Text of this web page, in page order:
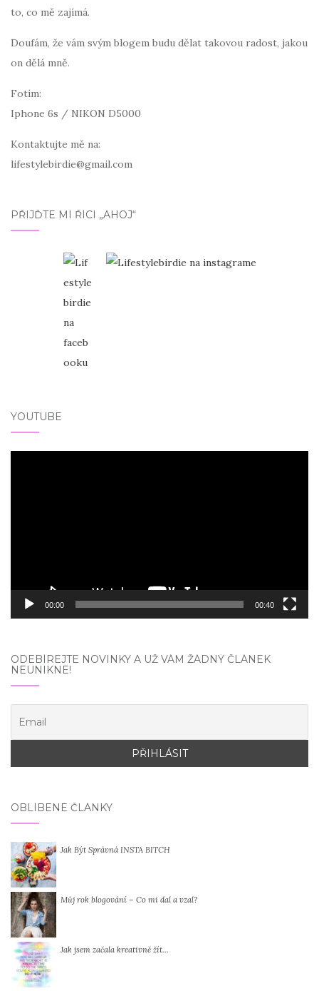
to, co mě zajímá.
Doufám, že vám svým blogem budu dělat takovou radost, jakou
on dělá mně.
Fotím:
Iphone 6s / NIKON D5000
Kontaktujte mě na:
lifestylebirdie@gmail.com
PŘIJĎTE MI ŘÍCI „AHOJ“
YOUTUBE
00:00 00:40
ODEBÍREJTE NOVINKY A UŽ VÁM ŽÁDNÝ ČLÁNEK
NEUNIKNE!
OBLÍBENÉ ČLÁNKY
Jak Být Správná INSTA BITCH
Můj rok blogování – Co mi dal a vzal?
Jak jsem začala kreativně žít…